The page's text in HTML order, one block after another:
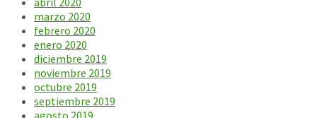
marzo 2020
febrero 2020
enero 2020
diciembre 2019
noviembre 2019
octubre 2019
septiembre 2019